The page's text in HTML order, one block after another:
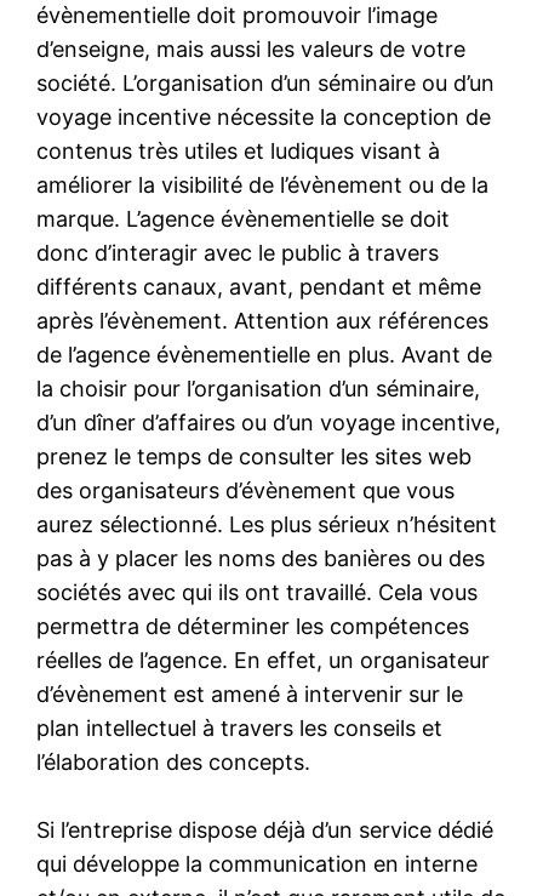
évènementielle doit promouvoir l’image
d’enseigne, mais aussi les valeurs de votre
société. L’organisation d’un séminaire ou d’un
voyage incentive nécessite la conception de
contenus très utiles et ludiques visant à
améliorer la visibilité de l’évènement ou de la
marque. L’agence évènementielle se doit
donc d’interagir avec le public à travers
différents canaux, avant, pendant et même
après l’évènement. Attention aux références
de l’agence évènementielle en plus. Avant de
la choisir pour l’organisation d’un séminaire,
d’un dîner d’affaires ou d’un voyage incentive,
prenez le temps de consulter les sites web
des organisateurs d’évènement que vous
aurez sélectionné. Les plus sérieux n’hésitent
pas à y placer les noms des banières ou des
sociétés avec qui ils ont travaillé. Cela vous
permettra de déterminer les compétences
réelles de l’agence. En effet, un organisateur
d’évènement est amené à intervenir sur le
plan intellectuel à travers les conseils et
l’élaboration des concepts.
Si l’entreprise dispose déjà d’un service dédié
qui développe la communication en interne